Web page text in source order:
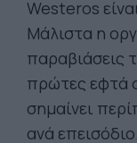
Westeros
Μάλιστα η
παραβιάσεις
πρώτες εφτά
σημαίνει
ανά